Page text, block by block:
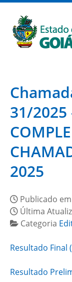
31/2025
2025
Publicado em
Última
Categoria
Resultado Final
Resultado